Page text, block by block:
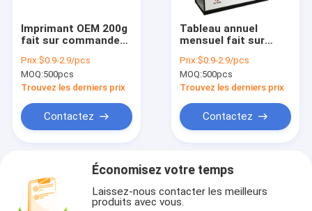
Imprimant OEM 200g
fait sur commande
bureau de carton de
mur
Prix:$0.9-2.9/pcs
MOQ:500pcs
Trouvez les derniers prix
Contactez
Tableau annuel
mensuel fait sur
imprimant le
calendrier de bureau
200gsm
Prix:$0.9-2.9/pcs
MOQ:500pcs
Trouvez les derniers prix
Contactez
Économisez votre temps
Laissez-nous contacter les meilleurs
produits avec vous.